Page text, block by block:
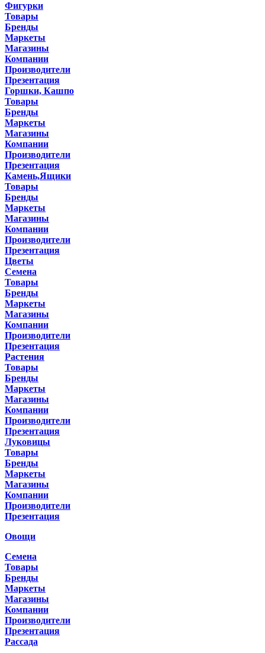
Фигурки
Товары
Бренды
Маркеты
Магазины
Компании
Производители
Презентация
Горшки, Кашпо
Товары
Бренды
Маркеты
Магазины
Компании
Производители
Презентация
Камень,Ящики
Товары
Бренды
Маркеты
Магазины
Компании
Производители
Презентация
Цветы
Семена
Товары
Бренды
Маркеты
Магазины
Компании
Производители
Презентация
Растения
Товары
Бренды
Маркеты
Магазины
Компании
Производители
Презентация
Луковицы
Товары
Бренды
Маркеты
Магазины
Компании
Производители
Презентация
Овощи
Семена
Товары
Бренды
Маркеты
Магазины
Компании
Производители
Презентация
Рассада